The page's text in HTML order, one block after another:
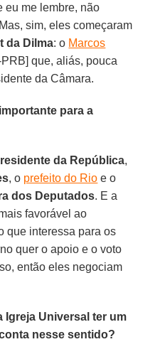
eu me lembre, não
sim, eles começaram
da Dilma: o Marcos
que, aliás, pouca
da Câmara.
para a
da República,
, o prefeito do Rio e o
dos Deputados. E a
favorável ao
que interessa para os
quer o apoio e o voto
então eles negociam
Igreja Universal ter um
nesse sentido?